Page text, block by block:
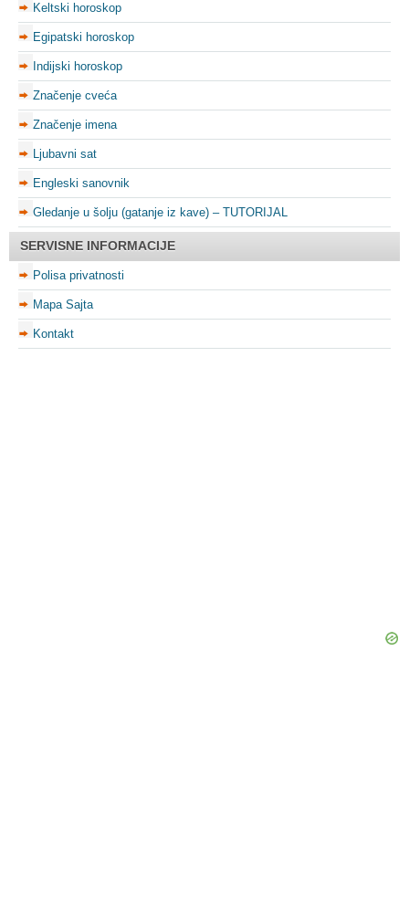
Keltski horoskop
Egipatski horoskop
Indijski horoskop
Značenje cveća
Značenje imena
Ljubavni sat
Engleski sanovnik
Gledanje u šolju (gatanje iz kave) – TUTORIJAL
SERVISNE INFORMACIJE
Polisa privatnosti
Mapa Sajta
Kontakt